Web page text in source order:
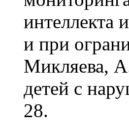
интеллекта
и при
Микляева,
детей с
28.